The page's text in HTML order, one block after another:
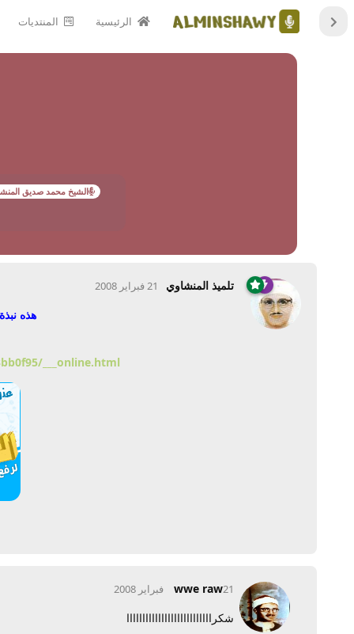
الرئيسية المنتديات
الشيخ محمد صديق
تلميذ المنشاوي 21 فبراير 2008
هذه
___online.html?
wwe raw21 فبراير 2008
شكرااااااااااااااااااااااااااا